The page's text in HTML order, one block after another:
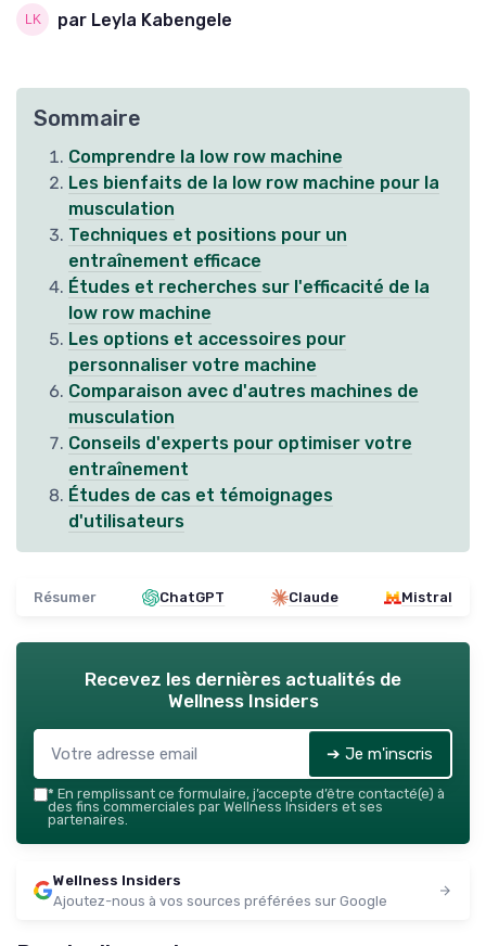
par Leyla Kabengele
Sommaire
Comprendre la low row machine
Les bienfaits de la low row machine pour la
musculation
Techniques et positions pour un
entraînement efficace
Études et recherches sur l'efficacité de la
low row machine
Les options et accessoires pour
personnaliser votre machine
Comparaison avec d'autres machines de
musculation
Conseils d'experts pour optimiser votre
entraînement
Études de cas et témoignages
d'utilisateurs
Résumer ChatGPT Claude Mistral
Recevez les dernières actualités de
Wellness Insiders
➔ Je m'inscris
* En remplissant ce formulaire, j’accepte d’être contacté(e) à
des fins commerciales par Wellness Insiders et ses
partenaires.
Wellness Insiders
Ajoutez-nous à vos sources préférées sur Google